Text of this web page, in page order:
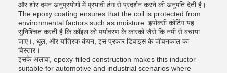
और शोर दमन अनुप्रयोगों में प्रभावी ढंग से प्रदर्शन करने की अनुमति देती है।
The epoxy coating ensures that the coil is protected from
environmental factors such as moisture. इपोक्सी कोटिंग यह
सुनिश्चित करती है कि कॉइल को पर्यावरण के कारकों जैसे कि नमी से बचाया
जाए।, धूल, और यांत्रिक कंपन, इस प्रकार डिवाइस के जीवनकाल का
विस्तार।
इसके अलावा, epoxy-filled construction makes this inductor
suitable for automotive and industrial scenarios where